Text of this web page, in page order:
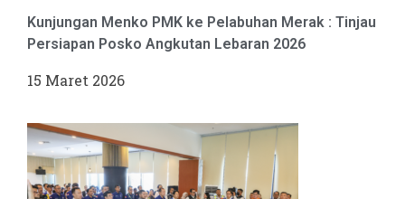
Kunjungan Menko PMK ke Pelabuhan Merak : Tinjau
Persiapan Posko Angkutan Lebaran 2026
15 Maret 2026